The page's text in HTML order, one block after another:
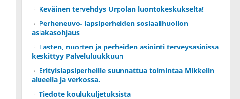
Keväinen tervehdys Urpolan luontokeskukselta!
Perheneuvo- lapsiperheiden sosiaalihuollon
asiakasohjaus
Lasten, nuorten ja perheiden asiointi terveysasioissa
keskittyy Palveluluukkuun
Erityislapsiperheille suunnattua toimintaa Mikkelin
alueella ja verkossa.
Tiedote koulukuljetuksista